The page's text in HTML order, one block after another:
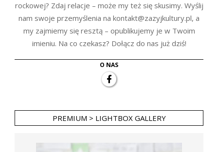
rockowej? Zdaj relacje – może my też się skusimy. Wyślij
nam swoje przemyślenia na kontakt@zazyjkultury.pl, a
my zajmiemy się resztą – opublikujemy je w Twoim
imieniu. Na co czekasz? Dołącz do nas już dziś!
O NAS
PREMIUM > LIGHTBOX GALLERY